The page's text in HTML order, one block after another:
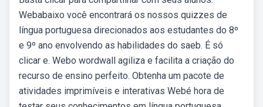
Webabaixo você encontrará os nossos quizzes de
língua portuguesa direcionados aos estudantes do 8º
e 9º ano envolvendo as habilidades do saeb. É só
clicar e. Webo wordwall agiliza e facilita a criação do
recurso de ensino perfeito. Obtenha um pacote de
atividades imprimíveis e interativas Webé hora de